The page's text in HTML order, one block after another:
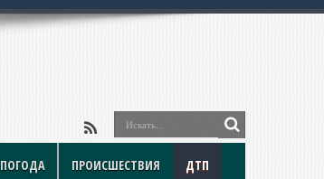
ПОГОДА ПРОИСШЕСТВИЯ ДТП